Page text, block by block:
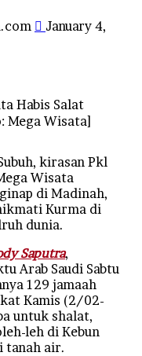
January 4,
Habis Salat
Mega Wisata]
kirasan Pkl
Wisata
di Madinah,
Kurma di
dunia.
Saputra,
Arab Saudi Sabtu
129 jamaah
Kamis (2/02-
untuk shalat,
leh di Kebun
tanah air.